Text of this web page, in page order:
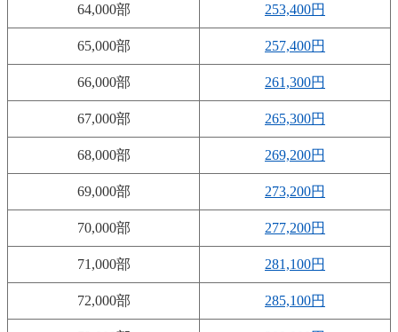
64,000部 253,400円
65,000部 257,400円
66,000部 261,300円
67,000部 265,300円
68,000部 269,200円
69,000部 273,200円
70,000部 277,200円
71,000部 281,100円
72,000部 285,100円